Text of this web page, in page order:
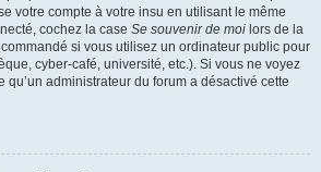
votre compte à votre insu en utilisant le même
cochez la case Se souvenir de moi lors de la
si vous utilisez un ordinateur public pour
cyber-café, université, etc.). Si vous ne voyez
qu’un administrateur du forum a désactivé cette